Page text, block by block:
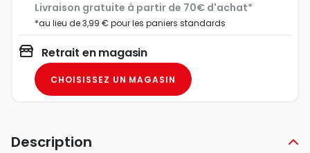
Livraison gratuite à partir de 70€ d'achat*
*au lieu de 3,99 € pour les paniers standards
Retrait en magasin
CHOISISSEZ UN MAGASIN
Description